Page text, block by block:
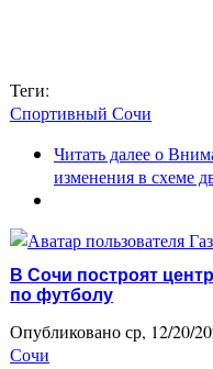
Теги:
Спортивный Сочи
Читать далеео
изменения в схеме
В Сочи построят
по футболу
Опубликовано ср, 12/20/
Сочи